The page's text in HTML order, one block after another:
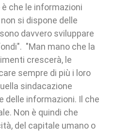
che le informazioni
si dispone delle
davvero sviluppare
"Man mano che la
crescerà, le
sempre di più i loro
sindacazione
delle informazioni. Il che
Non è quindi che
del capitale umano o